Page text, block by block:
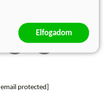
[email protected]
Elfogadom